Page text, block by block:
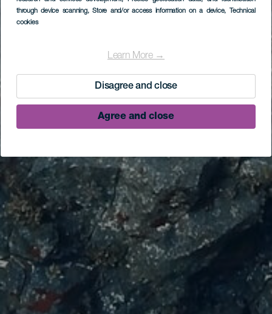
through device scanning, Store and/or access information on a device, Technical
cookies
Learn More →
Disagree and close
Agree and close